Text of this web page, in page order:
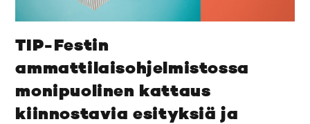
TIP-Festin
ammattilaisohjelmistossa
monipuolinen kattaus
kiinnostavia esityksiä ja